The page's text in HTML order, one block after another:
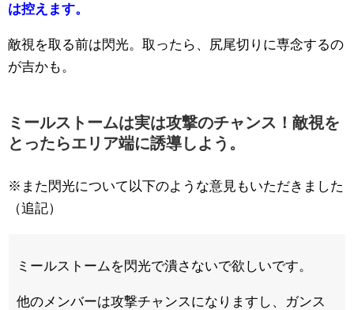
は控えます。
敵視を取る前は閃光。取ったら、尻尾切りに専念するの
が吉かも。
ミールストームは実は攻撃のチャンス！敵視を
とったらエリア端に誘導しよう。
※また閃光について以下のような意見もいただきました
（追記）
ミールストームを閃光で潰さないで欲しいです。
他のメンバーは攻撃チャンスになりますし、ガンス